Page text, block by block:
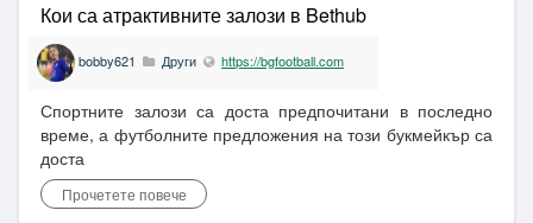
Кои са атрактивните залози в Bethub
bobby621 Други https://bgfootball.com
Спортните залози са доста предпочитани в последно
време, а футболните предложения на този букмейкър са
доста
Прочетете повече